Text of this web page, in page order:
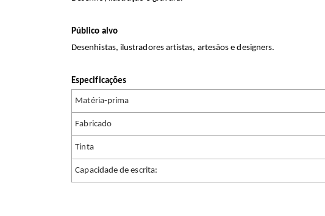
Público alvo
Desenhistas, ilustradores artistas, artesãos e designers.
Especificações
Matéria-prima
Fabricado
Tinta
Capacidade de escrita: